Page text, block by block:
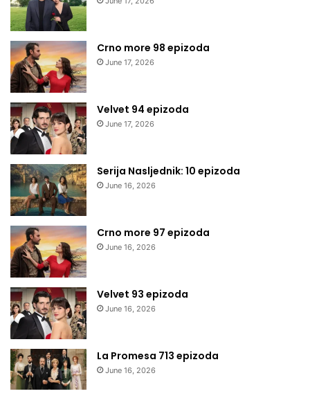
Crno more 98 epizoda
June 17, 2026
Velvet 94 epizoda
June 17, 2026
Serija Nasljednik: 10 epizoda
June 16, 2026
Crno more 97 epizoda
June 16, 2026
Velvet 93 epizoda
June 16, 2026
La Promesa 713 epizoda
June 16, 2026